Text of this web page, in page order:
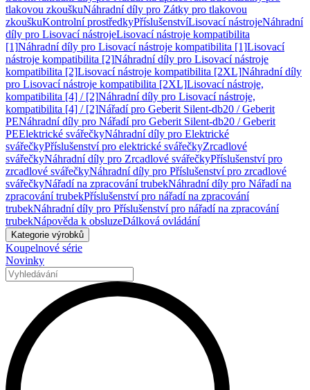
tlakovou zkouškuNáhradní díly pro Zátky pro tlakovou
zkouškuKontrolní prostředkyPříslušenstvíLisovací nástrojeNáhradní
díly pro Lisovací nástrojeLisovací nástroje kompatibilita
[1]Náhradní díly pro Lisovací nástroje kompatibilita [1]Lisovací
nástroje kompatibilita [2]Náhradní díly pro Lisovací nástroje
kompatibilita [2]Lisovací nástroje kompatibilita [2XL]Náhradní díly
pro Lisovací nástroje kompatibilita [2XL]Lisovací nástroje,
kompatibilita [4] / [2]Náhradní díly pro Lisovací nástroje,
kompatibilita [4] / [2]Nářadí pro Geberit Silent-db20 / Geberit
PENáhradní díly pro Nářadí pro Geberit Silent-db20 / Geberit
PEElektrické svářečkyNáhradní díly pro Elektrické
svářečkyPříslušenství pro elektrické svářečkyZrcadlové
svářečkyNáhradní díly pro Zrcadlové svářečkyPříslušenství pro
zrcadlové svářečkyNáhradní díly pro Příslušenství pro zrcadlové
svářečkyNářadí na zpracování trubekNáhradní díly pro Nářadí na
zpracování trubekPříslušenství pro nářadí na zpracování
trubekNáhradní díly pro Příslušenství pro nářadí na zpracování
trubekNápověda k obsluzeDálková ovládání
Kategorie výrobků
Koupelnové série
Novinky